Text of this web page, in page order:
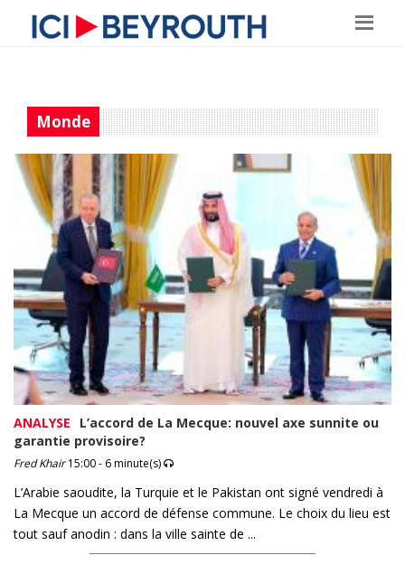
Monde
ANALYSE
L’accord de La Mecque: nouvel axe sunnite ou
garantie provisoire?
Fred Khair15:00 - 6 minute(s)
L’Arabie saoudite, la Turquie et le Pakistan ont signé vendredi à
La Mecque un accord de défense commune. Le choix du lieu est
tout sauf anodin : dans la ville sainte de ...